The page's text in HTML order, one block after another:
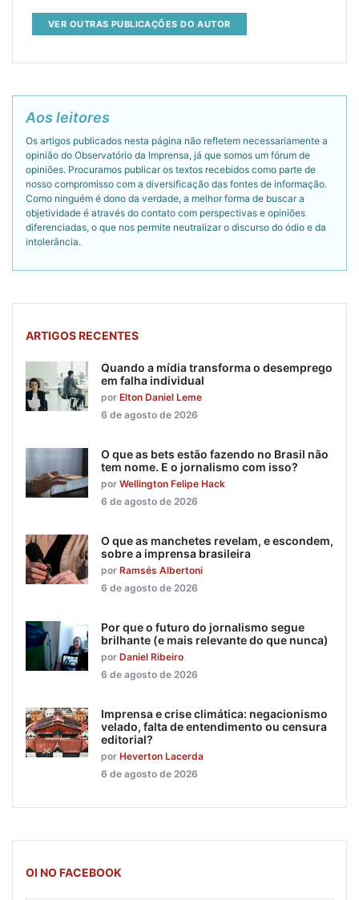
VER OUTRAS PUBLICAÇÕES DO AUTOR
Aos leitores
Os artigos publicados nesta página não refletem necessariamente a
opinião do Observatório da Imprensa, já que somos um fórum de
opiniões. Procuramos publicar os textos recebidos como parte de
nosso compromisso com a diversificação das fontes de informação.
Como ninguém é dono da verdade, a melhor forma de buscar a
objetividade é através do contato com perspectivas e opiniões
diferenciadas, o que nos permite neutralizar o discurso do ódio e da
intolerância.
ARTIGOS RECENTES
Quando a mídia transforma o desemprego
em falha individual
por Elton Daniel Leme
6 de agosto de 2026
O que as bets estão fazendo no Brasil não
tem nome. E o jornalismo com isso?
por Wellington Felipe Hack
6 de agosto de 2026
O que as manchetes revelam, e escondem,
sobre a imprensa brasileira
por Ramsés Albertoni
6 de agosto de 2026
Por que o futuro do jornalismo segue
brilhante (e mais relevante do que nunca)
por Daniel Ribeiro
6 de agosto de 2026
Imprensa e crise climática: negacionismo
velado, falta de entendimento ou censura
editorial?
por Heverton Lacerda
6 de agosto de 2026
OI NO FACEBOOK